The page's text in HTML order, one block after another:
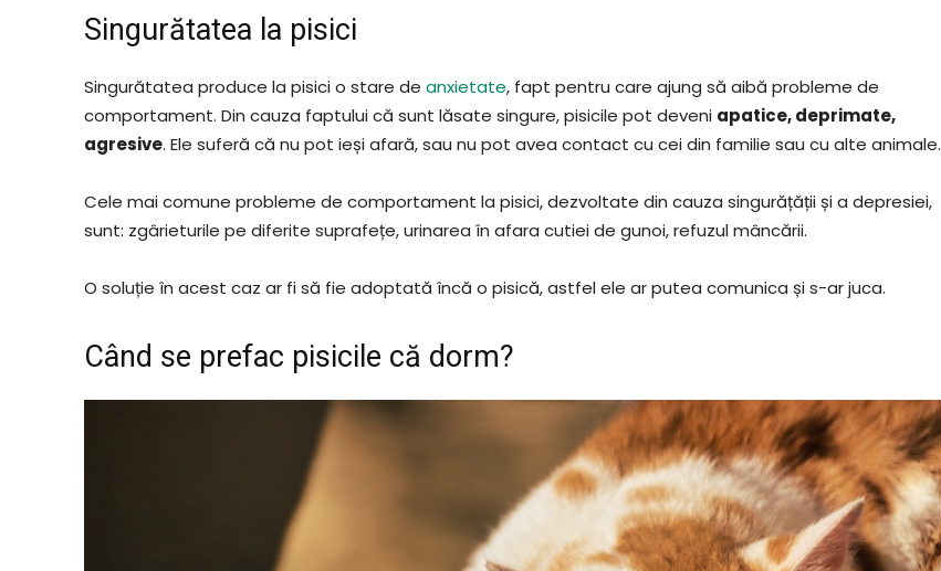
Singurătatea la pisici
Singurătatea produce la pisici o stare de anxietate, fapt pentru care ajung să aibă probleme de
comportament. Din cauza faptului că sunt lăsate singure, pisicile pot deveni apatice, deprimate,
agresive. Ele suferă că nu pot ieși afară, sau nu pot avea contact cu cei din familie sau cu alte animale.
Cele mai comune probleme de comportament la pisici, dezvoltate din cauza singurățății și a depresiei,
sunt: zgârieturile pe diferite suprafețe, urinarea în afara cutiei de gunoi, refuzul mâncării.
O soluție în acest caz ar fi să fie adoptată încă o pisică, astfel ele ar putea comunica și s-ar juca.
Când se prefac pisicile că dorm?